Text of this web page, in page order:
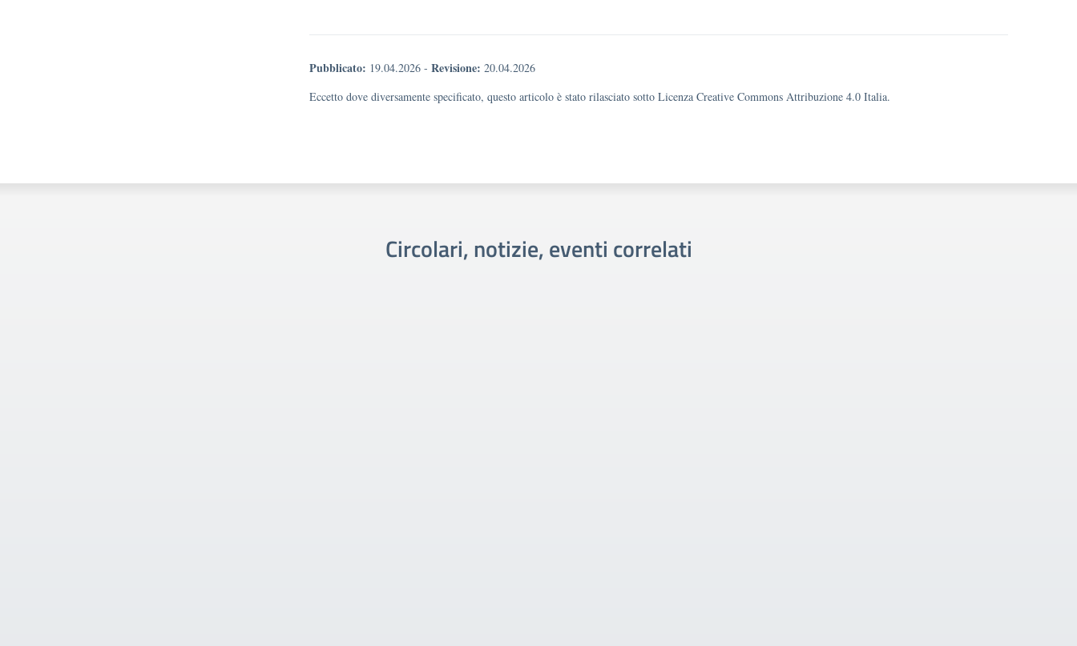
Pubblicato: 19.04.2026 - Revisione: 20.04.2026
Eccetto dove diversamente specificato, questo articolo è stato rilasciato sotto Licenza Creative Commons Attribuzione 4.0 Italia.
Circolari, notizie, eventi correlati